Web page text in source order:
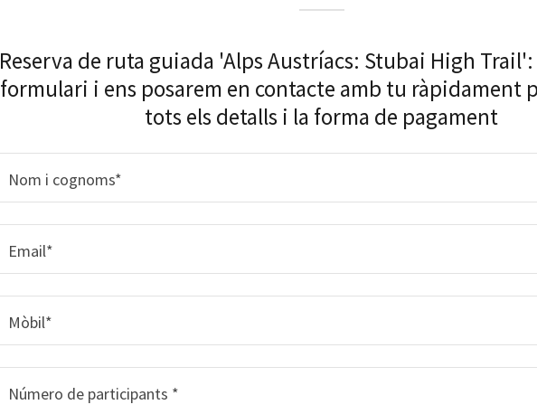
Reserva de ruta guiada 'Alps Austríacs: Stubai High
formulari i ens posarem en contacte amb tu ràpidament
tots els detalls i la forma de pagament
Nom i cognoms*
Email*
Mòbil*
Número de participants *